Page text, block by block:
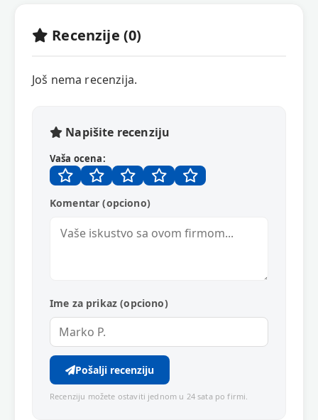
Recenzije (0)
Još nema recenzija.
Napišite recenziju
Vaša ocena:
Komentar (opciono)
Ime za prikaz (opciono)
Pošalji recenziju
Recenziju možete ostaviti jednom u 24 sata po firmi.